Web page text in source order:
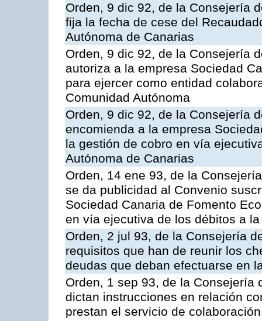
Orden, 9 dic 92, de la Consejería
fija la fecha de cese del
Autónoma de Canarias
Orden, 9 dic 92, de la Consejería
autoriza a la empresa Sociedad
para ejercer como entidad
Comunidad Autónoma
Orden, 9 dic 92, de la Consejería
encomienda a la empresa
la gestión de cobro en vía
Autónoma de Canarias
Orden, 14 ene 93, de la
se da publicidad al Convenio
Sociedad Canaria de Fomento
en vía ejecutiva de los débitos a
Orden, 2 jul 93, de la Consejería
requisitos que han de reunir los
deudas que deban efectuarse en
Orden, 1 sep 93, de la Consejería
dictan instrucciones en relación
prestan el servicio de